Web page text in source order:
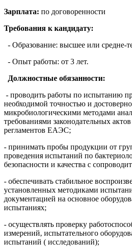
Зарплата: по договоренности
Требования к кандидату:
- Образование: высшее или средне-
- Опыт работы: от 3 лет.
Должностные обязанности:
- проводить работы по испытанию
необходимой точностью и
микробиологическими методами
требованиями законодательных
регламентов ЕАЭС;
- принимать пробы продукции от
проведения испытаний по
безопасности и качества с
- обеспечивать стабильное
установленных методиками
документацией на основное
испытаниях;
- осуществлять проверку
измерений, испытательного
испытаний ( исследований);